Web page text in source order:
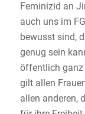
Feminizid an
auch uns im
bewusst sind,
genug sein
öffentlich ganz
gilt allen
allen anderen,